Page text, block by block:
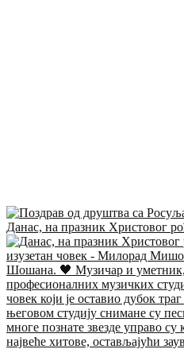
Данас, на празник Христовог